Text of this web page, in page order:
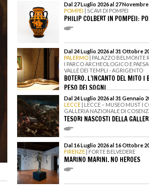
Dal 27 Luglio 2026 al 27 Novembre
POMPEI | SCAVI DI POMPEI
PHILIP COLBERT IN POMPEII:
Dal 24 Luglio 2026 al 31 Ottobre
PALERMO | PALAZZO BELMONTE
I PARCO ARCHEOLOGICO E
VALLE DEI TEMPLI - AGRIGENTO
BOTERO. L’INCANTO DEL MITO I
PESO DEI SOGNI
Dal 24 Luglio 2026 al 31 Gennaio
LECCE | LECCE – MUSEO MUST I
GALLERIA NAZIONALE DI
TESORI NASCOSTI DELLA
Dal 16 Luglio 2026 al 16 Ottobre
FIRENZE | FORTE BELVEDERE
MARINO MARINI. NO HEROES